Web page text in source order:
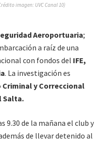
imagen: UVC Canal 10)
Aeroportuaria;
a raíz de una
con fondos del IFE,
. La investigación es
Criminal y Correccional
Salta.
9.30 de la mañana el club y
de llevar detenido al